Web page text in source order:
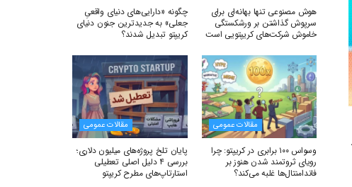
هوش مصنوعی تنها بهانه‌ای برای
سرپوش گذاشتن بر ورشکستگی
خاموش شرکت‌های کریپتویی است
چگونه «دارایی‌های دنیای واقعیِ
جعلی» به جدیدترین جنون دنیای
کریپتو تبدیل شدند؟
مقالات عمومی
وسواس ۱۰۰ برابری در کریپتو: چرا
رویای ثروتمند شدن هنوز بر
فاندامنتال‌ها غلبه می‌کند؟
مقالات عمومی
پایان تلخ پروژه‌های میلیون دلاری؛
بررسی ۴ دلیل اصلی تعطیلی
استارتاپ‌های مطرح کریپتو